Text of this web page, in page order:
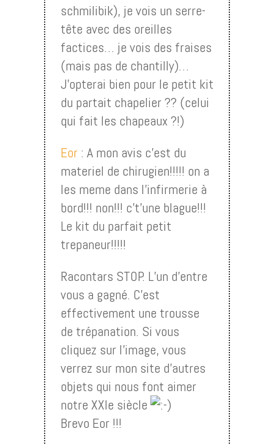
schmilibik), je vois un serre-
tête avec des oreilles
factices… je vois des fraises
(mais pas de chantilly)…
J’opterai bien pour le petit kit
du partait chapelier ?? (celui
qui fait les chapeaux ?!)
Eor: A mon avis c’est du
materiel de chirugien!!!!! on a
les meme dans l’infirmerie à
bord!!! non!!! c’t’une blague!!!
Le kit du parfait petit
trepaneur!!!!!
Racontars STOP. L’un d’entre
vous a gagné. C’est
effectivement une trousse
de trépanation. Si vous
cliquez sur l’image, vous
verrez sur mon site d’autres
objets qui nous font aimer
notre XXIe siècle
Brevo Eor !!!